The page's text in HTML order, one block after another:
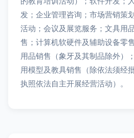
发；企业管理咨询；市场营销策
活动；会议及展览服务；文具用
售；计算机软硬件及辅助设备零
用品销售（象牙及其制品除外）
用模型及教具销售（除依法须经
执照依法自主开展经营活动）。